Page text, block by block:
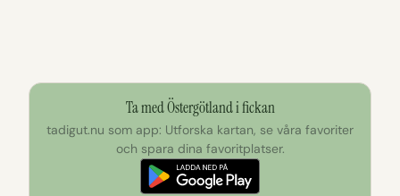
Ta med Östergötland i fickan
tadigut.nu som app: Utforska kartan, se våra favoriter
och spara dina favoritplatser.